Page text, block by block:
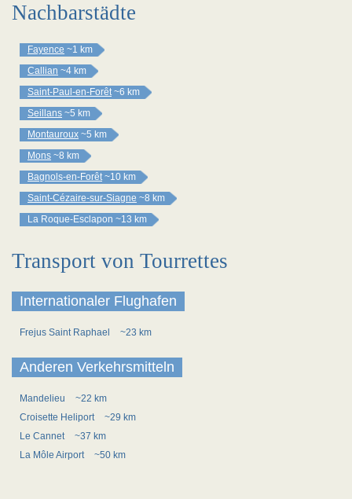
Nachbarstädte
Fayence ~1 km
Callian ~4 km
Saint-Paul-en-Forêt ~6 km
Seillans ~5 km
Montauroux ~5 km
Mons ~8 km
Bagnols-en-Forêt ~10 km
Saint-Cézaire-sur-Siagne ~8 km
La Roque-Esclapon ~13 km
Transport von Tourrettes
Internationaler Flughafen
Frejus Saint Raphael ~23 km
Anderen Verkehrsmitteln
Mandelieu
~22 km
Croisette Heliport
~29 km
Le Cannet
~37 km
La Môle Airport
~50 km